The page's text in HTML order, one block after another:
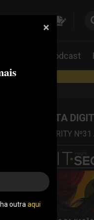
Podcast
abertas
REVISTA
IT SECURITY
×
outraaqui